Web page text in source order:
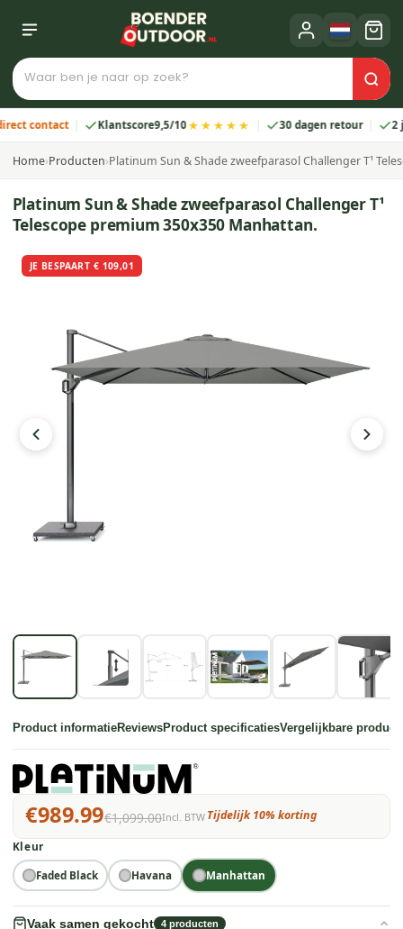
Klantscore9,5/10★★★★★ 30 dagen retour 2 jaar
Home›Producten›Platinum Sun & Shade zweefparasol Challenger T¹
Platinum Sun & Shade zweefparasol Challenger T¹
Telescope premium 350x350 Manhattan.
JE BESPAART € 109,01
Product informatieReviewsProduct specificatiesVergelijkbare
€989.99€1,099.00Incl. BTW Tijdelijk 10% korting
Kleur
Faded Black Havana Manhattan
Vaak samen gekocht 4 producten